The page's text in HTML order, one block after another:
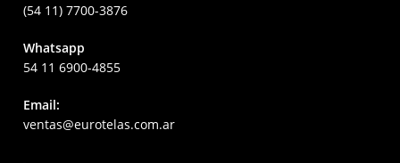
(54 11) 7700-3876
Whatsapp
54 11 6900-4855
Email:
ventas@eurotelas.com.arOpens